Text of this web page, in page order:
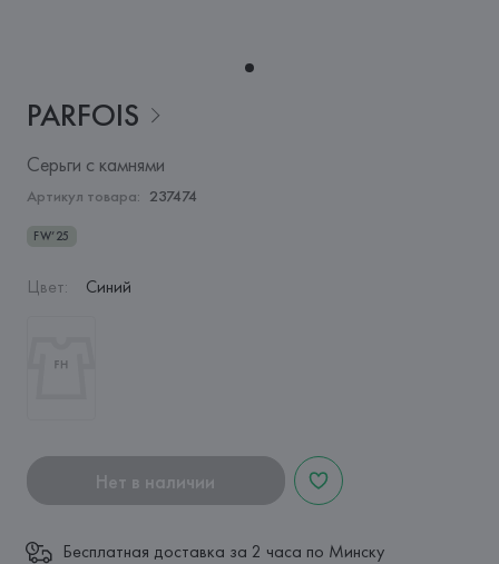
PARFOIS
Серьги с камнями
Артикул товара: 237474
FW’25
Цвет: Синий
Нет в наличии
Бесплатная доставка за 2 часа по Минску